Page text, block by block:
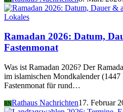
Lokales
Ramadan 2026: Datum,
Fastenmonat
Was ist Ramadan 2026? Der
im islamischen Mondkalender
Fastenmonat für rund…
RNRathaus Nachrichten17. Februar